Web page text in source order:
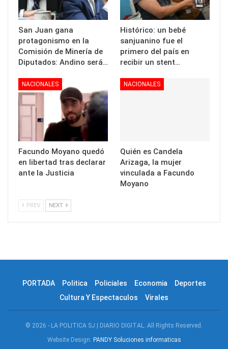
San Juan gana
protagonismo en la
Comisión de Minería de
Diputados: Andino será…
Histórico: un bebé
sanjuanino fue el
primero del país en
recibir un stent…
NACIONALES
Facundo Moyano quedó
en libertad tras declarar
ante la Justicia
NACIONALES
Quién es Candela
Arizaga, la mujer
vinculada a Facundo
Moyano
PREV NEXT
PORTADA Politica Policiales Economia
Deportes
Cultura Y Espectaculos
Virales
© 2026 - LA POLITICA SJ | DIARIO DIGITAL. All Rights Reserved.
Website Design: PANDY Soluciones informaticas